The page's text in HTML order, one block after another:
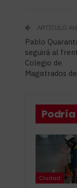
ARTÍCULO
Pablo
seguirá al
Colegio de
Magistrados
Ciudad